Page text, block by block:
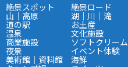
絶景スポット 絶景ロード
山｜高原 湖｜川｜滝
道の駅 お土産
温泉 文化施設
商業施設 ソフトクリーム
夜景 イベント体験
美術館｜資料館 海鮮